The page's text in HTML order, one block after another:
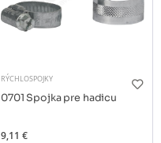
RÝCHLOSPOJKY
0701 Spojka pre hadicu
9,11 €